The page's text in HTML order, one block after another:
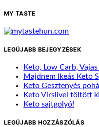
MY TASTE
LEGÚJABB BEJEGYZÉSEK
Keto, Low Carb,
Majdnem Ikeás Keto
Keto Gesztenyés
Keto Virslivel töltött
Keto sajtgolyó!
LEGÚJABB HOZZÁSZÓLÁS